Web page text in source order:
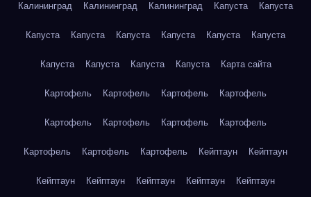
Калининград Калининград Калининград Капуста Капуста
Капуста Капуста Капуста Капуста Капуста Капуста
Капуста Капуста Капуста Капуста Карта сайта
Картофель Картофель Картофель Картофель
Картофель Картофель Картофель Картофель
Картофель Картофель Картофель Кейптаун Кейптаун
Кейптаун Кейптаун Кейптаун Кейптаун Кейптаун